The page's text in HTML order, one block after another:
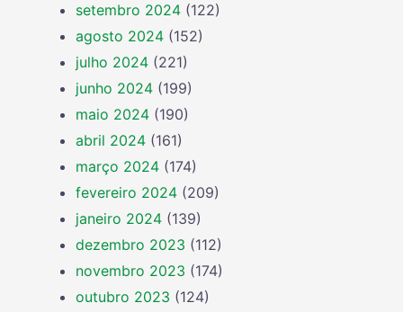
setembro 2024 (122)
agosto 2024 (152)
julho 2024 (221)
junho 2024 (199)
maio 2024 (190)
abril 2024 (161)
março 2024 (174)
fevereiro 2024 (209)
janeiro 2024 (139)
dezembro 2023 (112)
novembro 2023 (174)
outubro 2023 (124)